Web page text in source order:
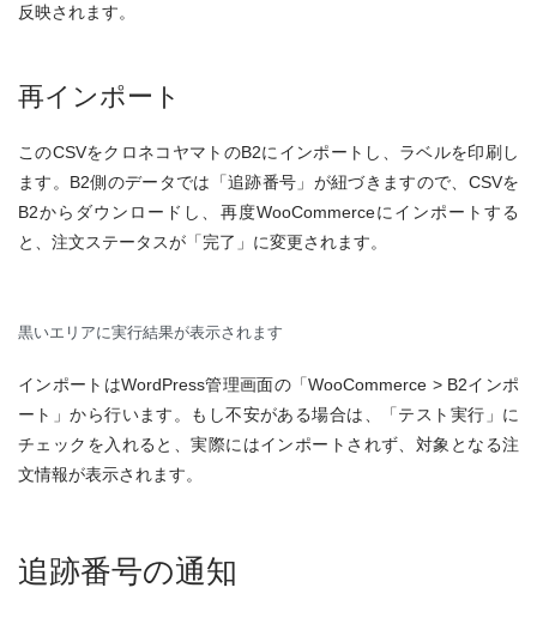
反映されます。
再インポート
このCSVをクロネコヤマトのB2にインポートし、ラベルを印刷し
ます。B2側のデータでは「追跡番号」が紐づきますので、CSVを
B2からダウンロードし、再度WooCommerceにインポートする
と、注文ステータスが「完了」に変更されます。
黒いエリアに実行結果が表示されます
インポートはWordPress管理画面の「WooCommerce > B2インポ
ート」から行います。もし不安がある場合は、「テスト実行」に
チェックを入れると、実際にはインポートされず、対象となる注
文情報が表示されます。
追跡番号の通知